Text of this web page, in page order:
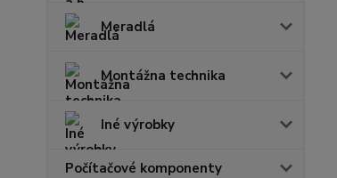
Meradlá
Montážna technika
Iné výrobky
Počítačové komponenty